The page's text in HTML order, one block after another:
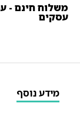
עסקים
מידע נוסף